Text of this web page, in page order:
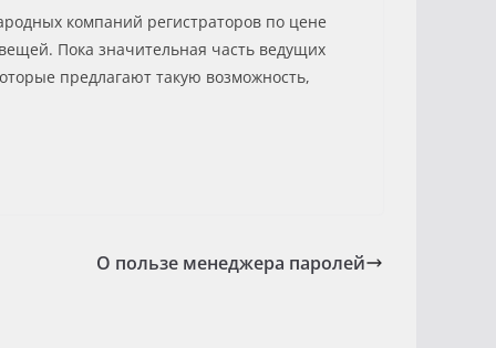
компаний регистраторов по цене
Пока значительная часть ведущих
предлагают такую возможность,
О пользе менеджера паролей